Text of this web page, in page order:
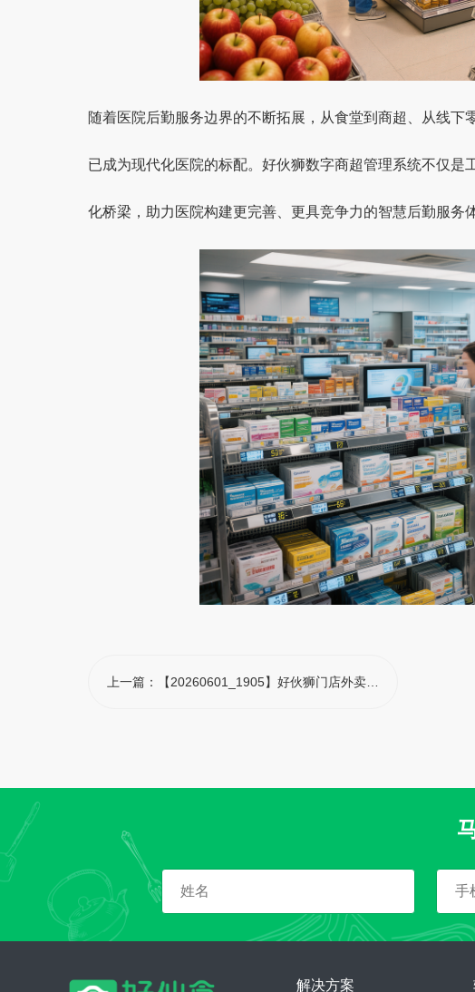
随着医院后勤服务边界的不断拓展，从食堂到商超、从线
已成为现代化医院的标配。好伙狮数字商超管理系统不仅
化桥梁，助力医院构建更完善、更具竞争力的智慧后勤服务
上一篇： 【20260601_1905】好伙狮门店外卖商城软件，打造医院院内线上一站式购物新体验
解决方案